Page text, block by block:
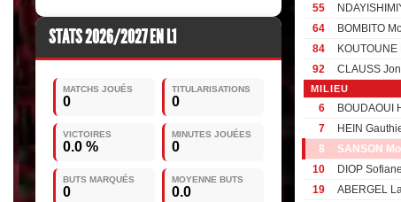
STATS 2026/2027 EN L1
MATCHS JOUÉS
0
TITULARISATIONS
0
VICTOIRES
0.0 %
MINUTES JOUÉES
0
BUTS MARQUÉS
0
MOYENNE BUTS
0.0
55
64
BOMBITO
84
KOUTOUNE
92
CLAUSS
MILIEU
6
BOUDAOUI
7
HEIN
8
SANSON
10
DIOP Sofiane
19
ABERGEL